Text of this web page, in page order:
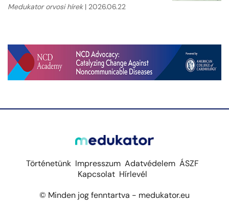
Medukator orvosi hírek| 2026.06.22
Történetünk Impresszum Adatvédelem ÁSZF
Kapcsolat Hírlevél
© Minden jog fenntartva - medukator.eu